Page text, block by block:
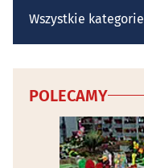
Wszystkie kategorie
POLECAMY